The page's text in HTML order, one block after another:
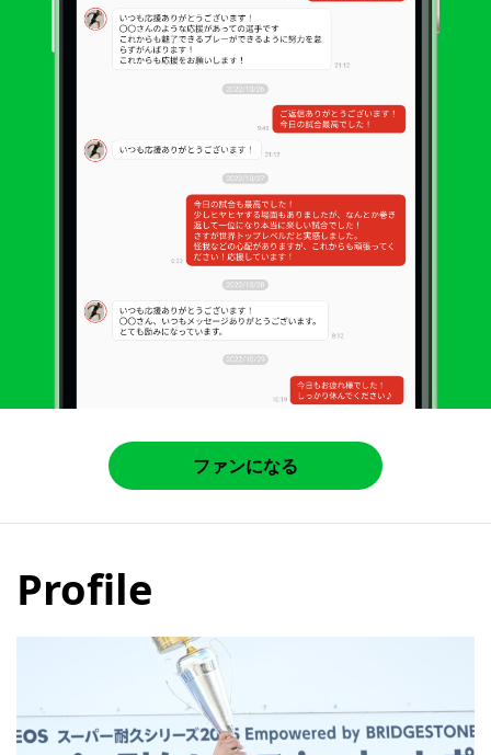
ファンになる
Profile